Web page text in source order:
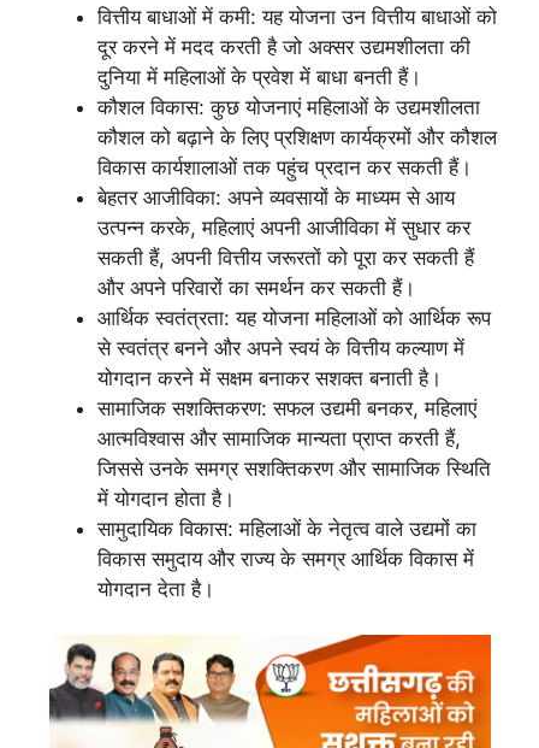
वित्तीय बाधाओं में कमी: यह योजना उन वित्तीय बाधाओं को
दूर करने में मदद करती है जो अक्सर उद्यमशीलता की
दुनिया में महिलाओं के प्रवेश में बाधा बनती हैं।
कौशल विकास: कुछ योजनाएं महिलाओं के उद्यमशीलता
कौशल को बढ़ाने के लिए प्रशिक्षण कार्यक्रमों और कौशल
विकास कार्यशालाओं तक पहुंच प्रदान कर सकती हैं।
बेहतर आजीविका: अपने व्यवसायों के माध्यम से आय
उत्पन्न करके, महिलाएं अपनी आजीविका में सुधार कर
सकती हैं, अपनी वित्तीय जरूरतों को पूरा कर सकती हैं
और अपने परिवारों का समर्थन कर सकती हैं।
आर्थिक स्वतंत्रता: यह योजना महिलाओं को आर्थिक रूप
से स्वतंत्र बनने और अपने स्वयं के वित्तीय कल्याण में
योगदान करने में सक्षम बनाकर सशक्त बनाती है।
सामाजिक सशक्तिकरण: सफल उद्यमी बनकर, महिलाएं
आत्मविश्वास और सामाजिक मान्यता प्राप्त करती हैं,
जिससे उनके समग्र सशक्तिकरण और सामाजिक स्थिति
में योगदान होता है।
सामुदायिक विकास: महिलाओं के नेतृत्व वाले उद्यमों का
विकास समुदाय और राज्य के समग्र आर्थिक विकास में
योगदान देता है।